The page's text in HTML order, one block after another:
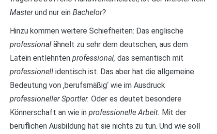
Masterund nur ein Bachelor?
Hinzu kommen weitere Schiefheiten: Das englische
professional ähnelt zu sehr dem deutschen, aus dem
Latein entlehnten professional, das semantisch mit
professionell identisch ist. Das aber hat die allgemeine
Bedeutung von ‚berufsmäßig‘ wie im Ausdruck
professioneller Sportler. Oder es deutet besondere
Könnerschaft an wie in professionelle Arbeit. Mit der
beruflichen Ausbildung hat sie nichts zu tun. Und wie soll